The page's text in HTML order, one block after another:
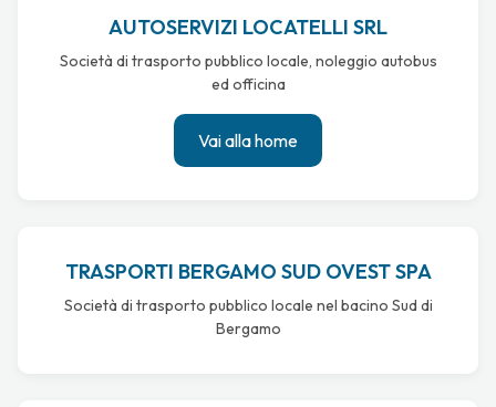
AUTOSERVIZI LOCATELLI SRL
Società di trasporto pubblico locale, noleggio autobus
ed officina
Vai alla home
TRASPORTI BERGAMO SUD OVEST SPA
Società di trasporto pubblico locale nel bacino Sud di
Bergamo